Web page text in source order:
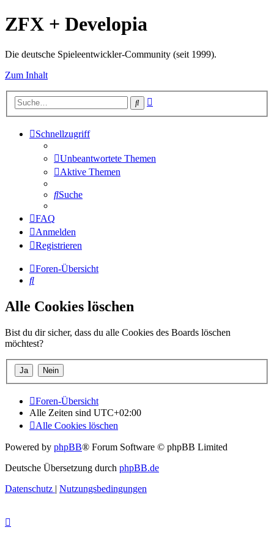
ZFX + Developia
Die deutsche Spieleentwickler-Community (seit 1999).
Zum Inhalt
Suche
Schnellzugriff
Unbeantwortete Themen
Aktive Themen
Suche
FAQ
Anmelden
Registrieren
Foren-Übersicht
Suche
Alle Cookies löschen
Bist du dir sicher, dass du alle Cookies des Boards löschen
möchtest?
Foren-Übersicht
Alle Zeiten sind UTC+02:00
Alle Cookies löschen
Powered by phpBB® Forum Software © phpBB Limited
Deutsche Übersetzung durch phpBB.de
Datenschutz | Nutzungsbedingungen